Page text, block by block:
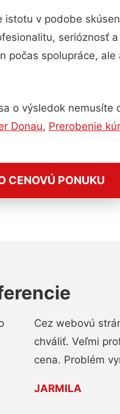
istotu v podobe
serióznosť
spolupráce,
o výsledok
Donau, Prerobenie
CENOVÚ PONUKU
Cez webovú
chváliť. Veľmi
cena. Problém
JARMILA